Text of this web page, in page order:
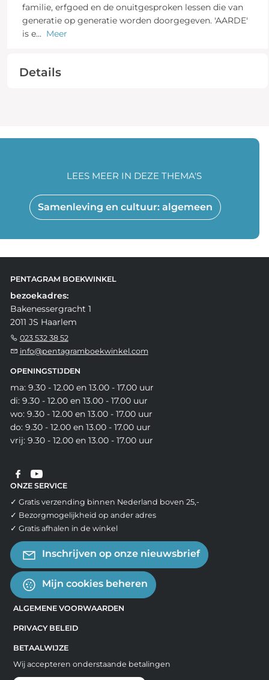
familie, erfgoed en de onuitgesproken lessen die van
generatie op generatie worden doorgegeven. 'AARDE'
is e... Meer
Details
Samenleving en cultuur: algemeen
LEES MEER IN DEZE THEMA'S
PENTAGRAM BOEKWINKEL
bezoekadres:
Bakenessergracht 1
2011 JS Haarlem
023 532 38 52
info@pentagramboekwinkel.com
OPENINGSTIJDEN
ma: 9.30 - 12.00 en 13.00 - 17.00 uur
di: 9.30 - 12.00 en 13.00 - 17.00 uur
wo: 9.30 - 12.00 en 13.00 - 17.00 uur
do: 9.30 - 12.00 en 13.00 - 17.00 uur
vrij: 9.30 - 12.00 en 13.00 - 17.00 uur
ONZE SERVICE
✓ Gratis verzending binnen Nederland boven 25,-
✓ Bezorgmogelijkheid op ander adres
✓ Gratis afhalen in de winkel
Inschrijven op onze nieuwsbrief
Mijn cookies beheren
ALGEMENE VOORWAARDEN
PRIVACY BELEID
BETAALWIJZE
Wij accepteren onderstaande betalingen